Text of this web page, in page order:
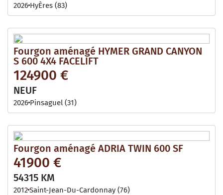
2026 HyÈres (83)
Fourgon aménagé HYMER GRAND CANYON
S 600 4X4 FACELIFT
124900 €
NEUF
2026 Pinsaguel (31)
Fourgon aménagé ADRIA TWIN 600 SF
41900 €
54315 KM
2012Saint-Jean-Du-Cardonnay (76)